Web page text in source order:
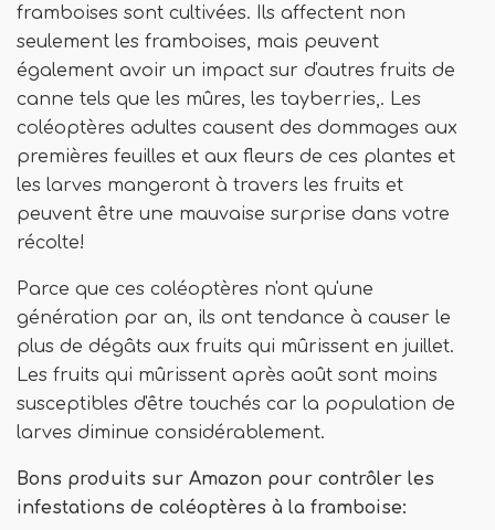
framboises sont cultivées. Ils affectent non
seulement les framboises, mais peuvent
également avoir un impact sur d'autres fruits de
canne tels que les mûres, les tayberries,. Les
coléoptères adultes causent des dommages aux
premières feuilles et aux fleurs de ces plantes et
les larves mangeront à travers les fruits et
peuvent être une mauvaise surprise dans votre
récolte!
Parce que ces coléoptères n'ont qu'une
génération par an, ils ont tendance à causer le
plus de dégâts aux fruits qui mûrissent en juillet.
Les fruits qui mûrissent après août sont moins
susceptibles d'être touchés car la population de
larves diminue considérablement.
Bons produits sur Amazon pour contrôler les
infestations de coléoptères à la framboise: